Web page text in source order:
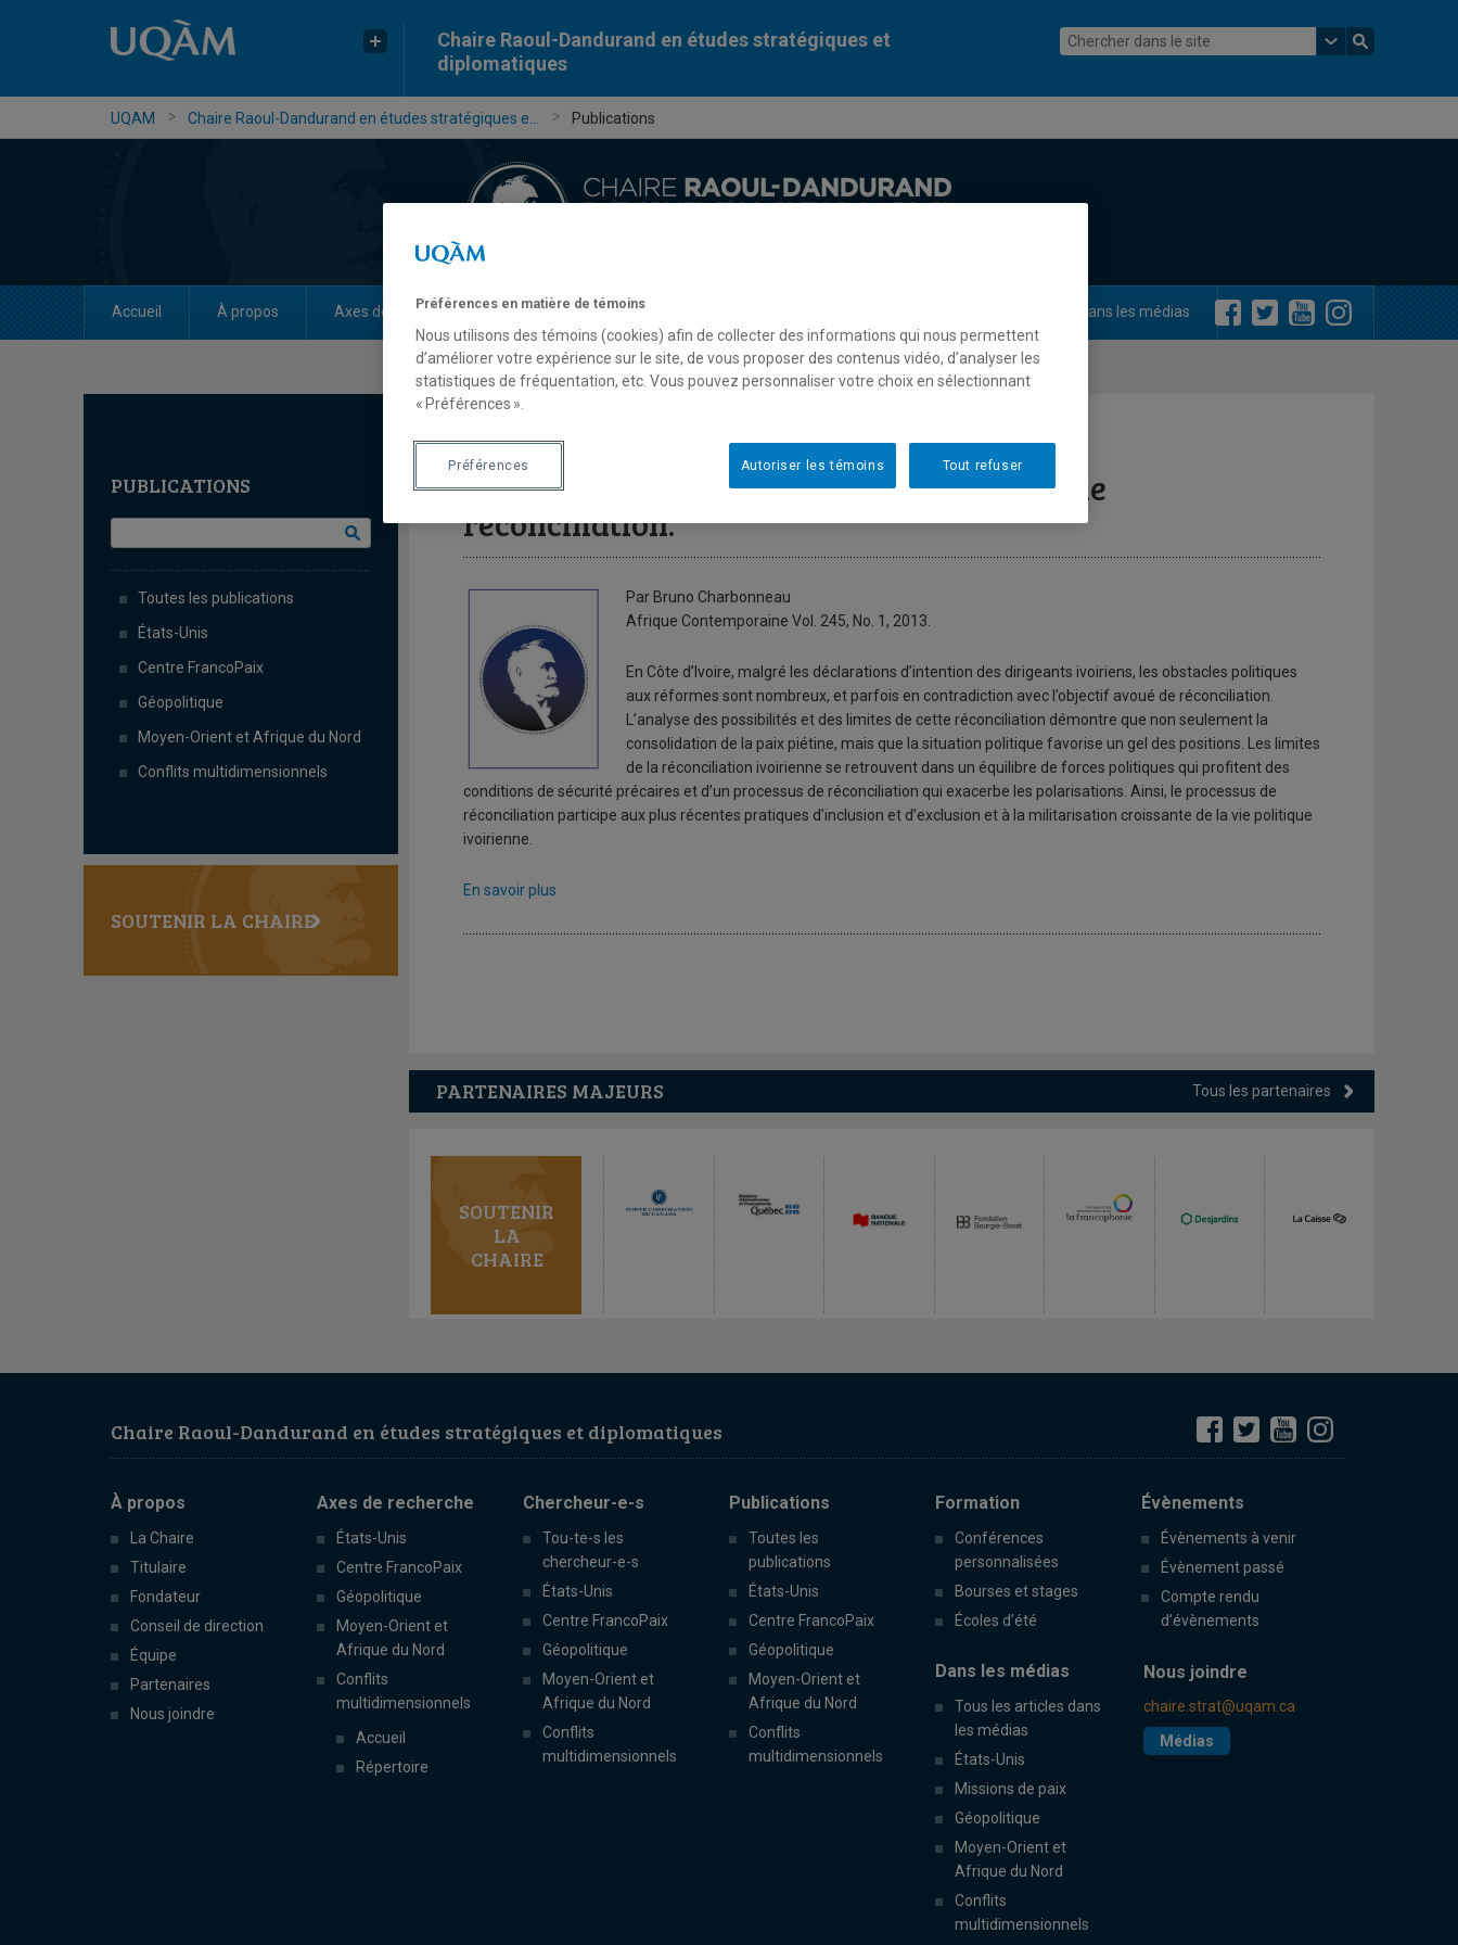
Chaire Raoul-Dandurand en études stratégiques et
diplomatiques
UQAM Chaire Raoul-Dandurand en études stratégiques e... Publications
Accueil À propos Axes de recherche Chercheur-e-s Dans les médias
PUBLICATIONS
Toutes les publications
États-Unis
Centre FrancoPaix
Géopolitique
Moyen-Orient et Afrique du Nord
Conflits multidimensionnels
SOUTENIR LA CHAIRE
Côte d’Ivoire: les possibilités et limites d’une
réconciliation.
Par Bruno Charbonneau
Afrique Contemporaine Vol. 245, No. 1, 2013.
En Côte d’Ivoire, malgré les déclarations d’intention des dirigeants ivoiriens, les obstacles politiques
aux réformes sont nombreux, et parfois en contradiction avec l’objectif avoué de réconciliation.
L’analyse des possibilités et des limites de cette réconciliation démontre que non seulement la
consolidation de la paix piétine, mais que la situation politique favorise un gel des positions. Les limites
de la réconciliation ivoirienne se retrouvent dans un équilibre de forces politiques qui profitent des
conditions de sécurité précaires et d’un processus de réconciliation qui exacerbe les polarisations. Ainsi, le processus de
réconciliation participe aux plus récentes pratiques d’inclusion et d’exclusion et à la militarisation croissante de la vie politique
ivoirienne.
En savoir plus
PARTENAIRES MAJEURS Tous les partenaires
SOUTENIR
LA
CHAIRE
Chaire Raoul-Dandurand en études stratégiques et diplomatiques
À propos
La Chaire
Titulaire
Fondateur
Conseil de direction
Équipe
Partenaires
Nous joindre
Axes de recherche
États-Unis
Centre FrancoPaix
Géopolitique
Moyen-Orient et
Afrique du Nord
Conflits
multidimensionnels
Accueil
Répertoire
Chercheur-e-s
Tou-te-s les
chercheur-e-s
États-Unis
Centre FrancoPaix
Géopolitique
Moyen-Orient et
Afrique du Nord
Conflits
multidimensionnels
Publications
Toutes les
publications
États-Unis
Centre FrancoPaix
Géopolitique
Moyen-Orient et
Afrique du Nord
Conflits
multidimensionnels
Formation
Conférences
personnalisées
Bourses et stages
Écoles d’été
Évènements
Évènements à venir
Évènement passé
Compte rendu
d’évènements
Dans les médias
Tous les articles dans
les médias
États-Unis
Missions de paix
Géopolitique
Moyen-Orient et
Afrique du Nord
Conflits
multidimensionnels
Nous joindre
chaire.strat@uqam.ca
Médias
Préférences en matière de témoins
Nous utilisons des témoins (cookies) afin de collecter des informations qui nous permettent
d’améliorer votre expérience sur le site, de vous proposer des contenus vidéo, d’analyser les
statistiques de fréquentation, etc. Vous pouvez personnaliser votre choix en sélectionnant
« Préférences ».
Tout refuser
Autoriser les témoins
Préférences